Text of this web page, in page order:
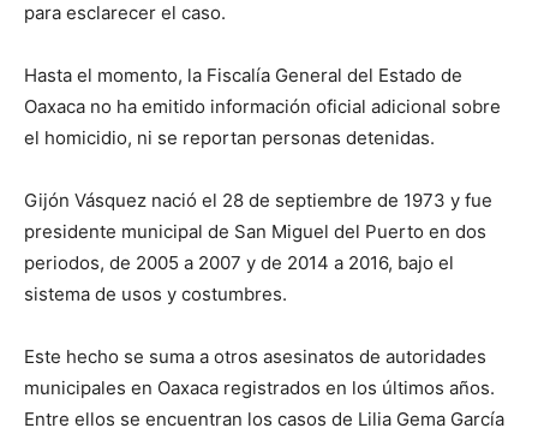
para esclarecer el caso.
Hasta el momento, la Fiscalía General del Estado de
Oaxaca no ha emitido información oficial adicional sobre
el homicidio, ni se reportan personas detenidas.
Gijón Vásquez nació el 28 de septiembre de 1973 y fue
presidente municipal de San Miguel del Puerto en dos
periodos, de 2005 a 2007 y de 2014 a 2016, bajo el
sistema de usos y costumbres.
Este hecho se suma a otros asesinatos de autoridades
municipales en Oaxaca registrados en los últimos años.
Entre ellos se encuentran los casos de Lilia Gema García